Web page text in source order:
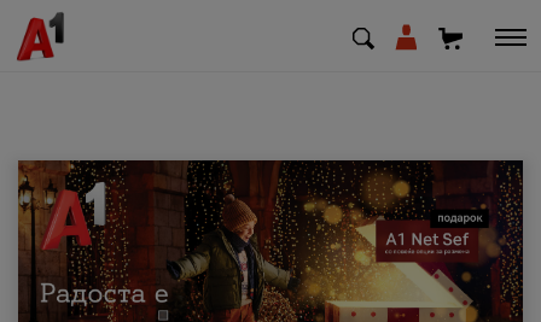
МК EN SQ